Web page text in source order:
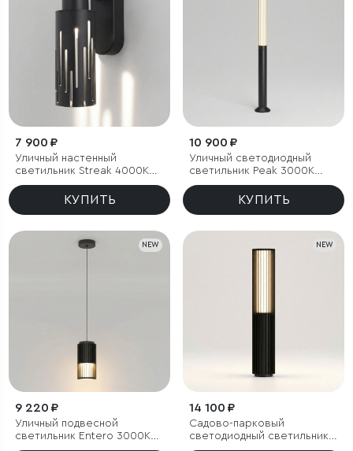
7 900 ₽
Уличный настенный
светильник Streak 4000K
IP65
КУПИТЬ
10 900 ₽
Уличный светодиодный
светильник Peak 3000K
черный IP54
КУПИТЬ
NEW
9 220 ₽
Уличный подвесной
светильник Entero 3000K
IP54
NEW
14 100 ₽
Садово-парковый
светодиодный светильник
Entero 3000K IP54